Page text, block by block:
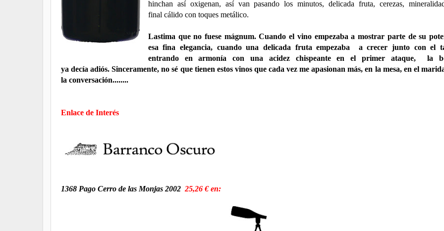
hinchan así oxigenan, así van pasando los minutos, delicada fruta, cerezas,
final cálido con toques metálico.
Lastima que no fuese mágnum. Cuando el vino empezaba a mostrar parte de su
esa fina elegancia, cuando una delicada fruta empezaba a crecer junto con el
entrando en armonía con una acidez chispeante en el primer ataque, la
ya decía adiós. Sinceramente, no sé que tienen estos vinos que cada vez me apasionan más, en la mesa, en el
la conversación........
Enlace de Interés
1368 Pago Cerro de las Monjas 2002 25,26 € en: